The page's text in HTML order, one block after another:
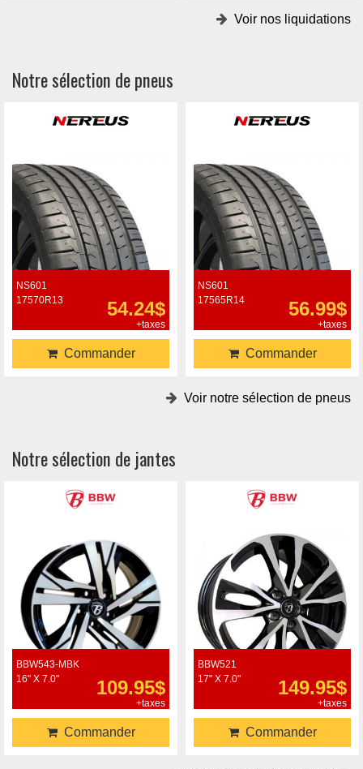
Voir nos liquidations
Notre sélection de pneus
NS601
17570R13
54.24$
+taxes
Commander
NS601
17565R14
56.99$
+taxes
Commander
Voir notre sélection de pneus
Notre sélection de jantes
BBW543-MBK
16" X 7.0"
109.95$
+taxes
Commander
BBW521
17" X 7.0"
149.95$
+taxes
Commander